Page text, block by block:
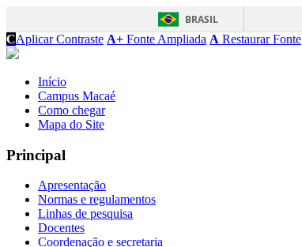
BRASIL
CAplicar Contraste A+ Fonte Ampliada A Restaurar Fonte
Início
Campus Macaé
Como chegar
Mapa do Site
Principal
Apresentação
Normas e regulamentos
Linhas de pesquisa
Docentes
Coordenação e secretaria